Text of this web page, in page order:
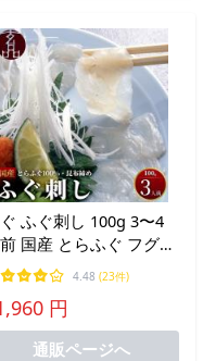
ふぐ刺し 100g 3〜4
国産 とらふぐ フグ
ぐ刺身 ギフト てっさ フ
し 海鮮 2026 ごちそう
お返し 贈り物 お祝い
元 爆買
4.48 (23件)
円
通販ページへ